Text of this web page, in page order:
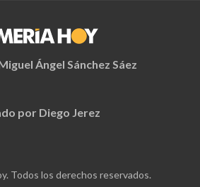
Ángel Sánchez Sáez
por Diego Jerez
Todos los derechos reservados.